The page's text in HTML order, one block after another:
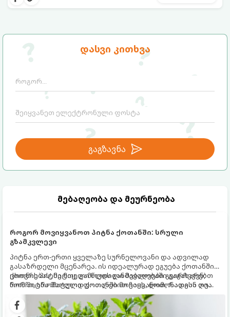
დასვი კითხვა
გაგზავნა
მებაღეობა და მეურნეობა
როგორ მოვიყვანოთ პიტნა ქოთანში: სრული
გზამკვლევი
პიტნა ერთ-ერთი ყველაზე სურნელოვანი და ადვილად
გასაზრდელი მცენარეა. ის იდეალურად ეგუება ქოთანში
ცხოვრებას, მეტიც, გამოცდილი მებაღეები გვირჩევენ,
რომ პიტნა მხოლოდ ქოთანში მოვიყვანოთ, რადგან ღია
გრუნტში (ბაღში) დარგვისას ის ფესვებით ძალიან
სწრაფად ვრცელდება და სხვა მცენარეებს ავიწროებს.
ქოთნის პიტნა მთელი წლის განმავლობაში გაგახარებთ
ნორჩი, არომატული ფოთლებით ჩაის, ლიმონათისა თუ
კერძებისთვის.
ასეთ მომენტებში ადვილია
ეზოთერიკასა და ფსიქოლოგიაში ეს
ფენომენი ხშირად სხვანაირად
რეალური, მაგრამ ჯერ კიდევ უხილავი
საფრთხისგან შორს მივყავართ.
მომხდარი მარცხი სასჯელი კი არა,
სამყაროს მცდელობაა: